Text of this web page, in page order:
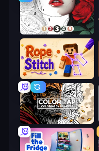
Numicolor
Rope Stitch Puzzle
Color Tap: Coloring by Numbers